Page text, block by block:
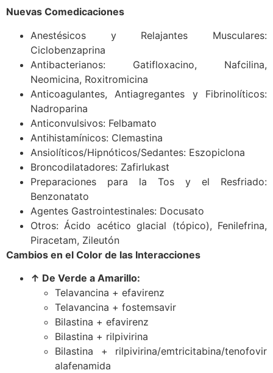
Nuevas Comedicaciones
Anestésicos y Relajantes Musculares:
Ciclobenzaprina
Antibacterianos: Gatifloxacino, Nafcilina,
Neomicina, Roxitromicina
Anticoagulantes, Antiagregantes y Fibrinolíticos:
Nadroparina
Anticonvulsivos: Felbamato
Antihistamínicos: Clemastina
Ansiolíticos/Hipnóticos/Sedantes: Eszopiclona
Broncodilatadores: Zafirlukast
Preparaciones para la Tos y el Resfriado:
Benzonatato
Agentes Gastrointestinales: Docusato
Otros: Ácido acético glacial (tópico), Fenilefrina,
Piracetam, Zileutón
Cambios en el Color de las Interacciones
↑ De Verde a Amarillo:
Telavancina + efavirenz
Telavancina + fostemsavir
Bilastina + efavirenz
Bilastina + rilpivirina
Bilastina + rilpivirina/emtricitabina/tenofovir
alafenamida